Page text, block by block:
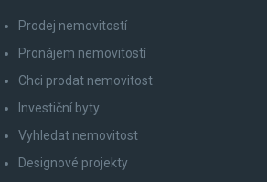
Prodej nemovitostí
Pronájem nemovitostí
Chci prodat nemovitost
Investiční byty
Vyhledat nemovitost
Designové projekty